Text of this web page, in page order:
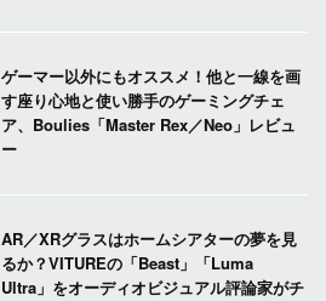
ゲーマー以外にもオススメ！他と一線を画
す座り心地と使い勝手のゲーミングチェ
ア、Boulies「Master Rex／Neo」レビュ
ー
AR／XRグラスはホームシアターの夢を見
るか？VITUREの「Beast」「Luma
Ultra」をオーディオビジュアル評論家がチ